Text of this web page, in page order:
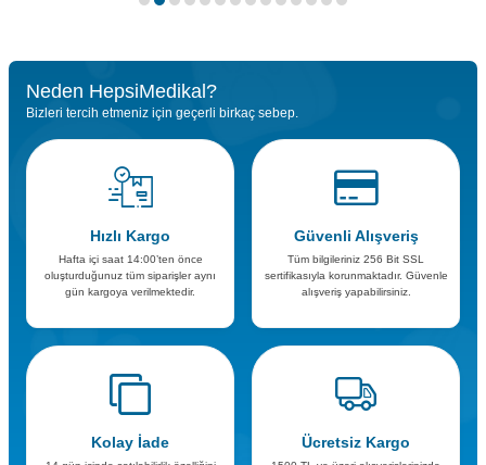
Neden HepsiMedikal?
Bizleri tercih etmeniz için geçerli birkaç sebep.
Hızlı Kargo
Hafta içi saat 14:00’ten önce
oluşturduğunuz tüm siparişler aynı
gün kargoya verilmektedir.
Güvenli Alışveriş
Tüm bilgileriniz 256 Bit SSL
sertifikasıyla korunmaktadır. Güvenle
alışveriş yapabilirsiniz.
Kolay İade Ücretsiz Kargo